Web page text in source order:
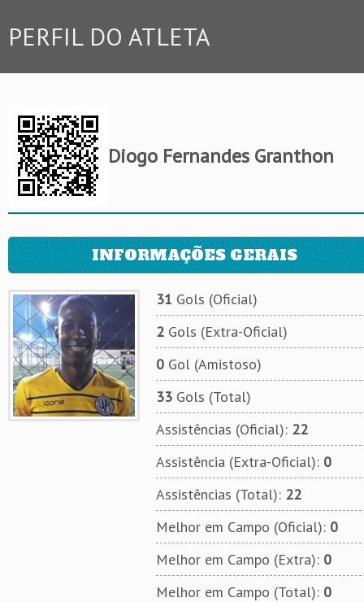
PERFIL DO ATLETA
Diogo Fernandes Granthon
INFORMAÇÕES GERAIS
31 Gols (Oficial)
2Gols (Extra-Oficial)
0Gol (Amistoso)
33Gols (Total)
Assistências (Oficial): 22
Assistência (Extra-Oficial): 0
Assistências (Total): 22
Melhor em Campo (Oficial): 0
Melhor em Campo (Extra): 0
Melhor em Campo (Total): 0